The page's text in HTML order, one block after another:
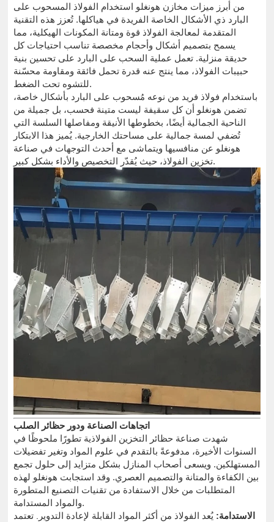
من أبرز ميزات مخازن هونغلو استخدام الفولاذ المسحوب على
البارد ذي الأشكال الخاصة الفريدة في هياكلها. تُعزز هذه التقنية
المتقدمة لمعالجة الفولاذ قوة ومتانة المكونات الهيكلية، مما
يسمح بتصميم أشكال وأحجام مخصصة تناسب احتياجات كل
حديقة منزلية. تعمل عملية السحب على البارد على تحسين بنية
حبيبات الفولاذ، مما ينتج عنه قدرة تحمل فائقة ومقاومة محسّنة
للتشوه تحت الضغط.
باستخدام فولاذ فريد من نوعه مُسحوب على البارد بأشكال خاصة،
تضمن هونغلو أن كل سقيفة ليست متينة فحسب، بل جميلة من
الناحية الجمالية أيضًا، بخطوطها الأنيقة ومفاصلها السلسة التي
تُضفي لمسة جمالية على مساحتك الخارجية. يُميز هذا الابتكار
هونغلو عن منافسيها ويتماشى مع أحدث التوجهات في صناعة
تخزين الفولاذ، حيث يُقدّر التخصيص والأداء بشكل كبير.
اتجاهات الصناعة ودور حظائر الصلب
شهدت صناعة حظائر التخزين الفولاذية تطورًا ملحوظًا في
السنوات الأخيرة، مدفوعةً بالتقدم في علوم المواد وتغير تفضيلات
المستهلكين. ويسعى أصحاب المنازل بشكل متزايد إلى حلول تجمع
بين الكفاءة والمتانة والتصميم العصري. وقد استجابت هونغلو لهذه
المتطلبات من خلال الاستفادة من تقنيات التصنيع المتطورة
والمواد المستدامة.
الاستدامة: يُعد الفولاذ من أكثر المواد القابلة لإعادة التدوير. تعتمد